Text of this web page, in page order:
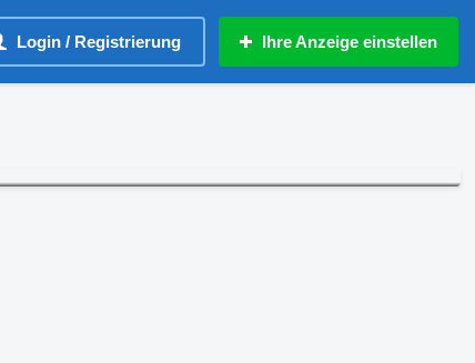
Login / Registrierung Ihre Anzeige einstellen